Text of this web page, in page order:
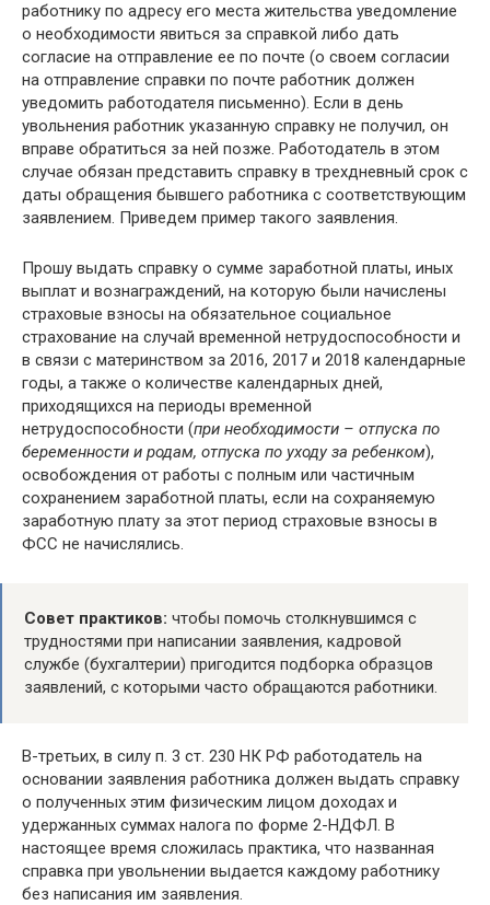
работнику по адресу его места жительства уведомление
о необходимости явиться за справкой либо дать
согласие на отправление ее по почте (о своем согласии
на отправление справки по почте работник должен
уведомить работодателя письменно). Если в день
увольнения работник указанную справку не получил, он
вправе обратиться за ней позже. Работодатель в этом
случае обязан представить справку в трехдневный срок с
даты обращения бывшего работника с соответствующим
заявлением. Приведем пример такого заявления.
Прошу выдать справку о сумме заработной платы, иных
выплат и вознаграждений, на которую были начислены
страховые взносы на обязательное социальное
страхование на случай временной нетрудоспособности и
в связи с материнством за 2016, 2017 и 2018 календарные
годы, а также о количестве календарных дней,
приходящихся на периоды временной
нетрудоспособности (при необходимости – отпуска по
беременности и родам, отпуска по уходу за ребенком),
освобождения от работы с полным или частичным
сохранением заработной платы, если на сохраняемую
заработную плату за этот период страховые взносы в
ФСС не начислялись.
Совет практиков: чтобы помочь столкнувшимся с
трудностями при написании заявления, кадровой
службе (бухгалтерии) пригодится подборка образцов
заявлений, с которыми часто обращаются работники.
В-третьих, в силу п. 3 ст. 230 НК РФ работодатель на
основании заявления работника должен выдать справку
о полученных этим физическим лицом доходах и
удержанных суммах налога по форме 2-НДФЛ. В
настоящее время сложилась практика, что названная
справка при увольнении выдается каждому работнику
без написания им заявления.